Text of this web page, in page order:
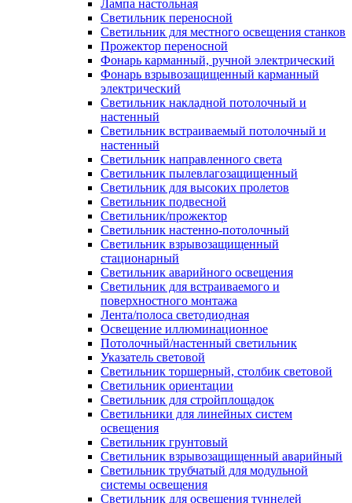
Лампа настольная
Светильник переносной
Светильник для местного освещения станков
Прожектор переносной
Фонарь карманный, ручной электрический
Фонарь взрывозащищенный карманный
электрический
Светильник накладной потолочный и
настенный
Светильник встраиваемый потолочный и
настенный
Светильник направленного света
Светильник пылевлагозащищенный
Светильник для высоких пролетов
Светильник подвесной
Светильник/прожектор
Светильник настенно-потолочный
Светильник взрывозащищенный
стационарный
Светильник аварийного освещения
Светильник для встраиваемого и
поверхностного монтажа
Лента/полоса светодиодная
Освещение иллюминационное
Потолочный/настенный светильник
Указатель световой
Светильник торшерный, столбик световой
Светильник ориентации
Светильник для стройплощадок
Светильники для линейных систем
освещения
Светильник грунтовый
Светильник взрывозащищенный аварийный
Светильник трубчатый для модульной
системы освещения
Светильник для освещения туннелей